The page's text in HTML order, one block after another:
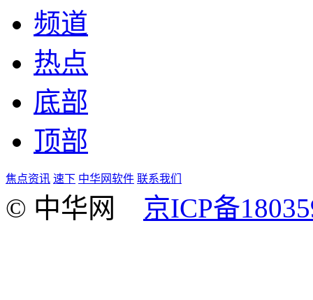
频道
热点
底部
顶部
焦点资讯 速下 中华网软件 联系我们
© 中华网 京ICP备